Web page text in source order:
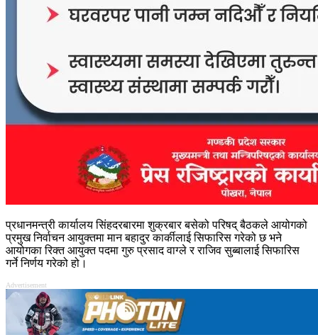
प्रधानमन्त्री कार्यालय सिंहदरबारमा शुक्रबार बसेको परिषद् बैठकले आयोगको
प्रमुख निर्वाचन आयुक्तमा मान बहादुर कार्कीलाई सिफारिस गरेको छ भने
आयोगका रिक्त आयुक्त पदमा गुरु प्रसाद वाग्ले र राजिव सुब्बालाई सिफारिस
गर्ने निर्णय गरेको हो।
Advertisement